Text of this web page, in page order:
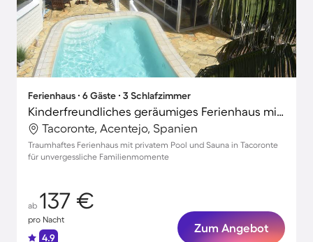
Ferienhaus ∙ 6 Gäste ∙ 3 Schlafzimmer
Kinderfreundliches geräumiges Ferienhaus mit privatem Pool, Whirlpool und Garten
Tacoronte, Acentejo, Spanien
Traumhaftes Ferienhaus mit privatem Pool und Sauna in Tacoronte
für unvergessliche Familienmomente
ab 137 €
pro Nacht
4.9
Zum Angebot